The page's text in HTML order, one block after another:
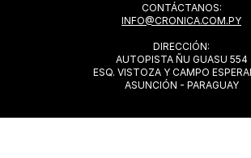
CONTÁCTANOS:
INFO@CRONICA.COM.PY
DIRECCIÓN:
AUTOPISTA ÑU GUASU 554
ESQ. VISTOZA Y CAMPO
ASUNCIÓN - PARAGUAY